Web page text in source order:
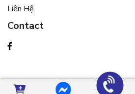
Liên Hệ
Contact